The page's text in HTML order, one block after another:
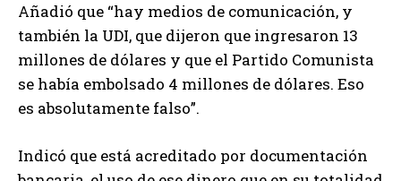
Añadió que “hay medios de comunicación, y
también la UDI, que dijeron que ingresaron 13
millones de dólares y que el Partido Comunista
se había embolsado 4 millones de dólares. Eso
es absolutamente falso”.
Indicó que está acreditado por documentación